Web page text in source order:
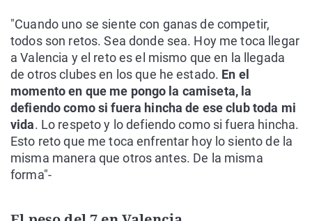
"Cuando uno se siente con ganas de competir,
todos son retos. Sea donde sea. Hoy me toca llegar
a Valencia y el reto es el mismo que en la llegada
de otros clubes en los que he estado. En el
momento en que me pongo la camiseta, la
defiendo como si fuera hincha de ese club toda mi
vida. Lo respeto y lo defiendo como si fuera hincha.
Esto reto que me toca enfrentar hoy lo siento de la
misma manera que otros antes. De la misma
forma"-